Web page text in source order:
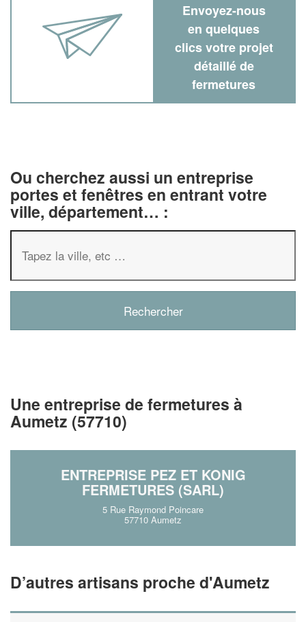
Envoyez-nous
en quelques
clics votre projet
détaillé de
fermetures
Ou cherchez aussi un entreprise
portes et fenêtres en entrant votre
ville, département… :
Une entreprise de fermetures à
Aumetz (57710)
ENTREPRISE PEZ ET KONIG
FERMETURES (SARL)
5 Rue Raymond Poincare
57710 Aumetz
D’autres artisans proche d'Aumetz
✕
Vous êtes un
professionnel ?
En savoir plus